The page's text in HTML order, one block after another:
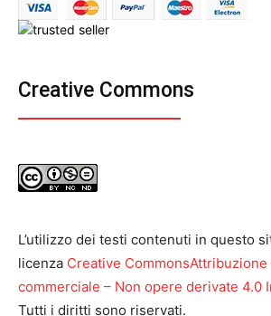
Creative Commons
L’utilizzo dei testi contenuti in questo
licenza Creative CommonsAttribuzione
commerciale – Non opere derivate 4.0
Tutti i diritti sono riservati.